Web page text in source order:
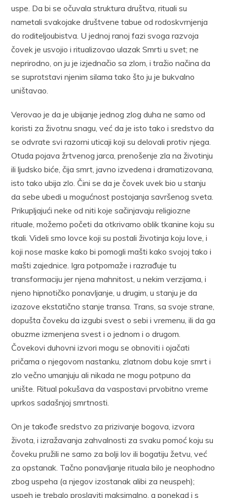
uspe. Da bi se očuvala struktura društva, rituali su
nametali svakojake društvene tabue od rodoskvrnjenja
do roditeljoubistva. U jednoj ranoj fazi svoga razvoja
čovek je usvojio i ritualizovao ulazak Smrti u svet; ne
neprirodno, on ju je izjednačio sa zlom, i tražio načina da
se suprotstavi njenim silama tako što ju je bukvalno
uništavao.
Verovao je da je ubijanje jednog zlog duha ne samo od
koristi za životnu snagu, već da je isto tako i sredstvo da
se odvrate svi razorni uticaji koji su delovali protiv njega.
Otuda pojava žrtvenog jarca, prenošenje zla na životinju
ili ljudsko biće, čija smrt, javno izvedena i dramatizovana,
isto tako ubija zlo. Čini se da je čovek uvek bio u stanju
da sebe ubedi u mogućnost postojanja savršenog sveta.
Prikupljajući neke od niti koje sačinjavaju religiozne
rituale, možemo početi da otkrivamo oblik tkanine koju su
tkali. Videli smo lovce koji su postali životinja koju love, i
koji nose maske kako bi pomogli mašti kako svojoj tako i
mašti zajednice. Igra potpomaže i razrađuje tu
transformaciju jer njena mahnitost, u nekim verzijama, i
njeno hipnotičko ponavljanje, u drugim, u stanju je da
izazove ekstatično stanje transa. Trans, sa svoje strane,
dopušta čoveku da izgubi svest o sebi i vremenu, ili da ga
obuzme izmenjena svest i o jednom i o drugom.
Čovekovi duhovni izvori mogu se obnoviti i ojačati
pričama o njegovom nastanku, zlatnom dobu koje smrt i
zlo večno umanjuju ali nikada ne mogu potpuno da
unište. Ritual pokušava da vaspostavi prvobitno vreme
uprkos sadašnjoj smrtnosti.
On je takođe sredstvo za prizivanje bogova, izvora
života, i izražavanja zahvalnosti za svaku pomoć koju su
čoveku pružili ne samo za bolji lov ili bogatiju žetvu, već
za opstanak. Tačno ponavljanje rituala bilo je neophodno
zbog uspeha (a njegov izostanak alibi za neuspeh);
uspeh je trebalo proslaviti maksimalno, a ponekad i s